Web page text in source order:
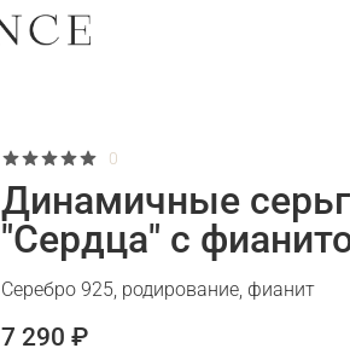
0
Динамичные
"Сердца" с
Серебро 925, родирование, фианит
7 290 ₽